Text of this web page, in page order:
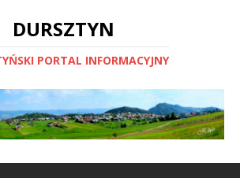
DURSZTYN
PORTAL INFORMACYJNY